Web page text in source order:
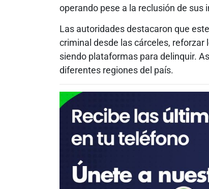
operando pese a la reclusión de sus
Las autoridades destacaron que
criminal desde las cárceles,
siendo plataformas para delinquir.
diferentes regiones del país.